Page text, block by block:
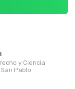
y Ciencia
Pablo